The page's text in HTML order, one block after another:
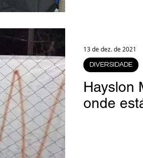
Hayslon
onde
DIVERSIDADE
13 de dez. de 2021